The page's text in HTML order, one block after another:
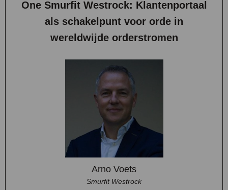
One Smurfit Westrock: Klantenportaal
als schakelpunt voor orde in
wereldwijde orderstromen
Arno Voets
Smurfit Westrock